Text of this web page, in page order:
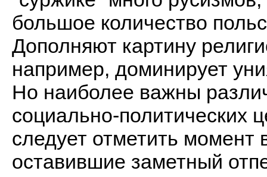
большое количество
Дополняют картину
например, доминирует
Но наиболее важны
социально-политических
следует отметить
оставившие заметный